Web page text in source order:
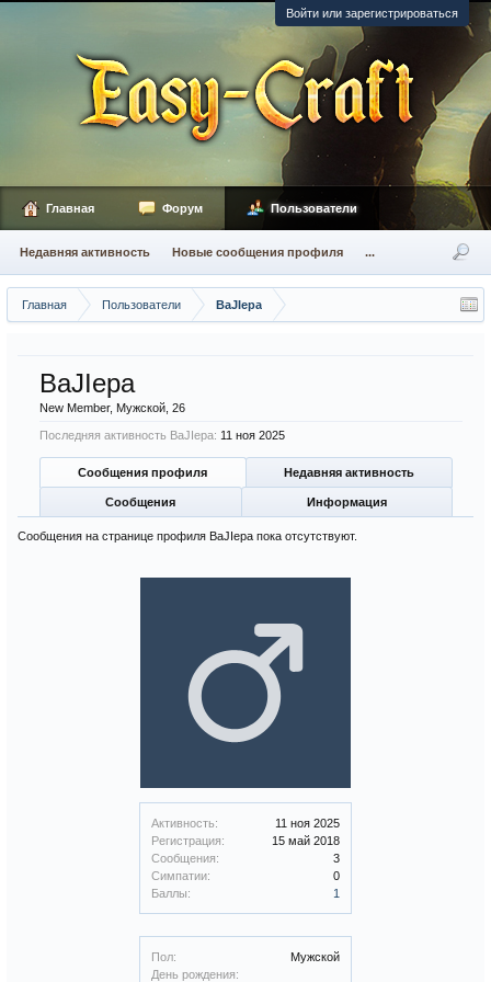
Войти или зарегистрироваться
Главная Пользователи BaJIepa
Активность:
11 ноя 2025
Регистрация:
15 май 2018
Сообщения:
3
Симпатии:
0
Баллы:
1
Пол:
Мужской
День рождения:
BaJIepa
New Member, Мужской, 26
Последняя активность BaJIepa: 11 ноя 2025
Сообщения профиля Недавняя активность
Сообщения Информация
Сообщения на странице профиля BaJIepa пока отсутствуют.
Главная Форум Пользователи
Недавняя активность Новые сообщения профиля ...